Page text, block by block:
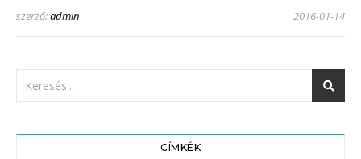
szerző:admin 2016-01-14
CÍMKÉK